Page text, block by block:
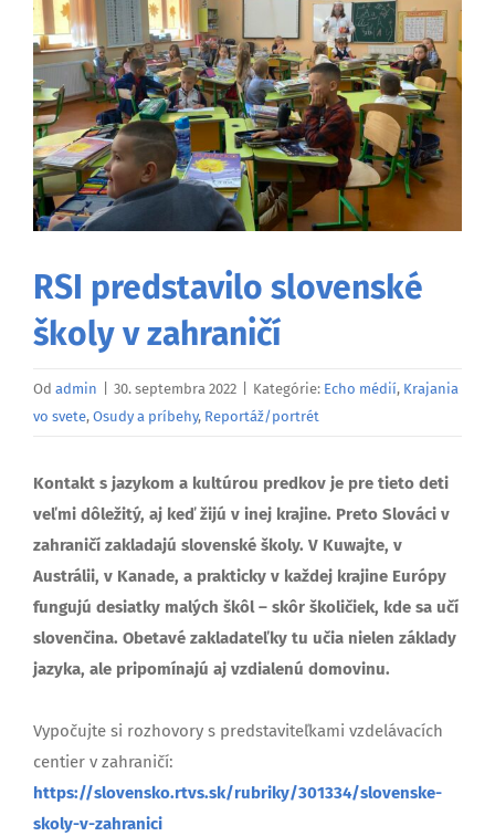
väčší
obrázok
RSI predstavilo slovenské
školy v zahraničí
Od admin 30. septembra 2022 Kategórie: Echo médií, Krajania
vo svete, Osudy a príbehy, Reportáž/portrét
Kontakt s jazykom a kultúrou predkov je pre tieto deti
veľmi dôležitý, aj keď žijú v inej krajine. Preto Slováci v
zahraničí zakladajú slovenské školy. V Kuwajte, v
Austrálii, v Kanade, a prakticky v každej krajine Európy
fungujú desiatky malých škôl – skôr školičiek, kde sa učí
slovenčina. Obetavé zakladateľky tu učia nielen základy
jazyka, ale pripomínajú aj vzdialenú domovinu.
Vypočujte si rozhovory s predstaviteľkami vzdelávacích
centier v zahraničí:
https://slovensko.rtvs.sk/rubriky/301334/slovenske-
skoly-v-zahranici